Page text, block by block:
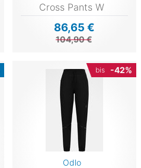
Cross Pants W
86,65 €
104,90 €
bis -42%
Odlo